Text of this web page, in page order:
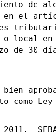
de
el
local
de 30
como